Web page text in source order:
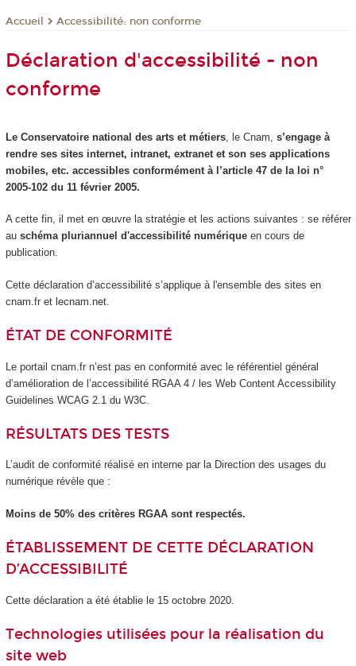
Accueil Accessibilité: non conforme
Déclaration d'accessibilité - non
conforme
Le Conservatoire national des arts et métiers, le Cnam, s’engage à
rendre ses sites internet, intranet, extranet et son ses applications
mobiles, etc. accessibles conformément à l’article 47 de la loi n°
2005-102 du 11 février 2005.
A cette fin, il met en œuvre la stratégie et les actions suivantes : se référer
au schéma pluriannuel d'accessibilité numériqueen cours de
publication.
Cette déclaration d’accessibilité s’applique à l'ensemble des sites en
cnam.fr et lecnam.net.
ÉTAT DE CONFORMITÉ
Le portail cnam.fr n’est pas en conformité avec le référentiel général
d’amélioration de l’accessibilité RGAA 4 / les Web Content Accessibility
Guidelines WCAG 2.1 du W3C.
RÉSULTATS DES TESTS
L’audit de conformité réalisé en interne par la Direction des usages du
numérique révèle que :
Moins de 50% des critères RGAA sont respectés.
ÉTABLISSEMENT DE CETTE DÉCLARATION
D’ACCESSIBILITÉ
Cette déclaration a été établie le 15 octobre 2020.
Technologies utilisées pour la réalisation du
site web